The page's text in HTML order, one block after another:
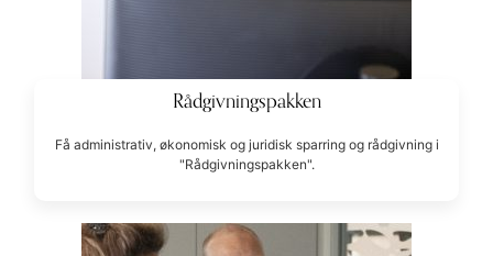
Rådgivningspakken
Få administrativ, økonomisk og juridisk sparring og rådgivning i
"Rådgivningspakken".